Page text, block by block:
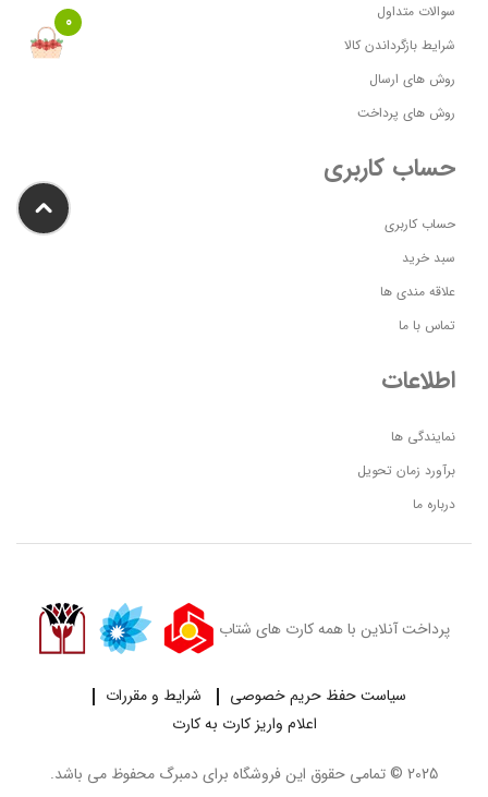
سوالات متداول
شرایط بازگرداندن کالا
روش های ارسال
روش های پرداخت
حساب کاربری
حساب کاربری
سبد خرید
علاقه مندی ها
تماس با ما
اطلاعات
نمایندگی ها
برآورد زمان تحویل
درباره ما
پرداخت آنلاین با همه کارت های شتاب
سیاست حفظ حریم خصوصی
شرایط و مقررات
اعلام واریز کارت به کارت
2025 © تمامی حقوق این فروشگاه برای دمبرگ محفوظ می باشد.
0